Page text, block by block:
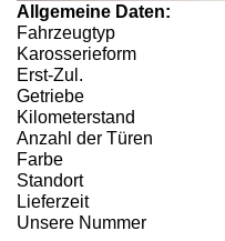
Allgemeine Daten:
Fahrzeugtyp
Karosserieform
Erst-Zul.
Getriebe
Kilometerstand
Anzahl der Türen
Farbe
Standort
Lieferzeit
Unsere Nummer